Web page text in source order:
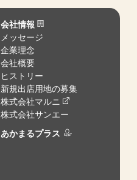
会社情報
メッセージ
企業理念
会社概要
ヒストリー
新規出店用地の募集
株式会社マルニ
株式会社サンエー
あかまるプラス